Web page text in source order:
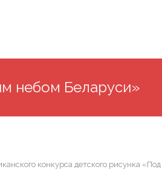
небом Беларуси»
конкурса детского рисунка